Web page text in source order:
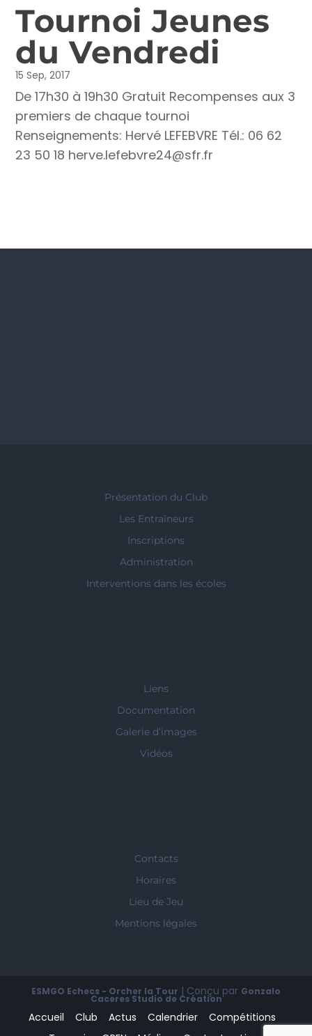
Tournoi Jeunes
du Vendredi
15 Sep, 2017
De 17h30 à 19h30 Gratuit Recompenses aux 3
premiers de chaque tournoi
Renseignements: Hervé LEFEBVRE Tél.: 06 62
23 50 18 herve.lefebvre24@sfr.fr
Présentation du Club
Les Entraîneurs
Inscriptions
Administration
Interventions dans les écoles
Liens
Documentation
Galerie d’images
Vidéos
Contacts
Horaires
Lieu de Jeu
Mentions légales
ESMGO Echecs - Orcher la Tour | Conçu par Gonzalo
Caceres Studio de Création
Accueil Club Actus Calendrier
Compétitions